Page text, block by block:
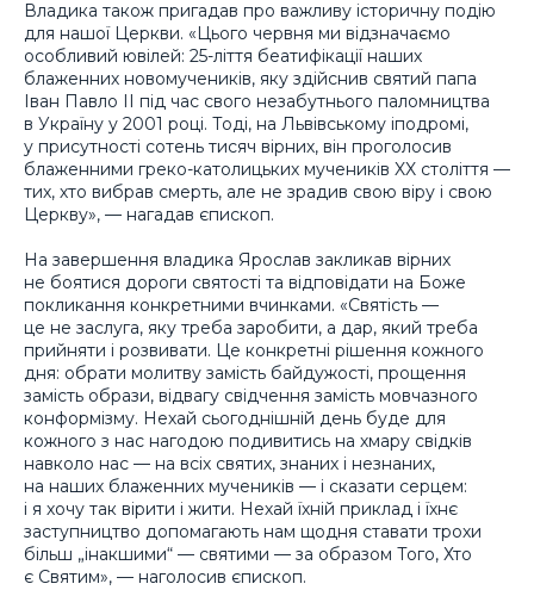
Владика також пригадав про важливу історичну подію
для нашої Церкви. «Цього червня ми відзначаємо
особливий ювілей: 25-ліття беатифікації наших
блаженних новомучеників, яку здійснив святий папа
Іван Павло II під час свого незабутнього паломництва
в Україну у 2001 році. Тоді, на Львівському іподромі,
у присутності сотень тисяч вірних, він проголосив
блаженними греко-католицьких мучеників XX століття —
тих, хто вибрав смерть, але не зрадив свою віру і свою
Церкву», — нагадав єпископ.
На завершення владика Ярослав закликав вірних
не боятися дороги святості та відповідати на Боже
покликання конкретними вчинками. «Святість —
це не заслуга, яку треба заробити, а дар, який треба
прийняти і розвивати. Це конкретні рішення кожного
дня: обрати молитву замість байдужості, прощення
замість образи, відвагу свідчення замість мовчазного
конформізму. Нехай сьогоднішній день буде для
кожного з нас нагодою подивитись на хмару свідків
навколо нас — на всіх святих, знаних і незнаних,
на наших блаженних мучеників — і сказати серцем:
і я хочу так вірити і жити. Нехай їхній приклад і їхнє
заступництво допомагають нам щодня ставати трохи
більш „інакшими“ — святими — за образом Того, Хто
є Святим», — наголосив єпископ.